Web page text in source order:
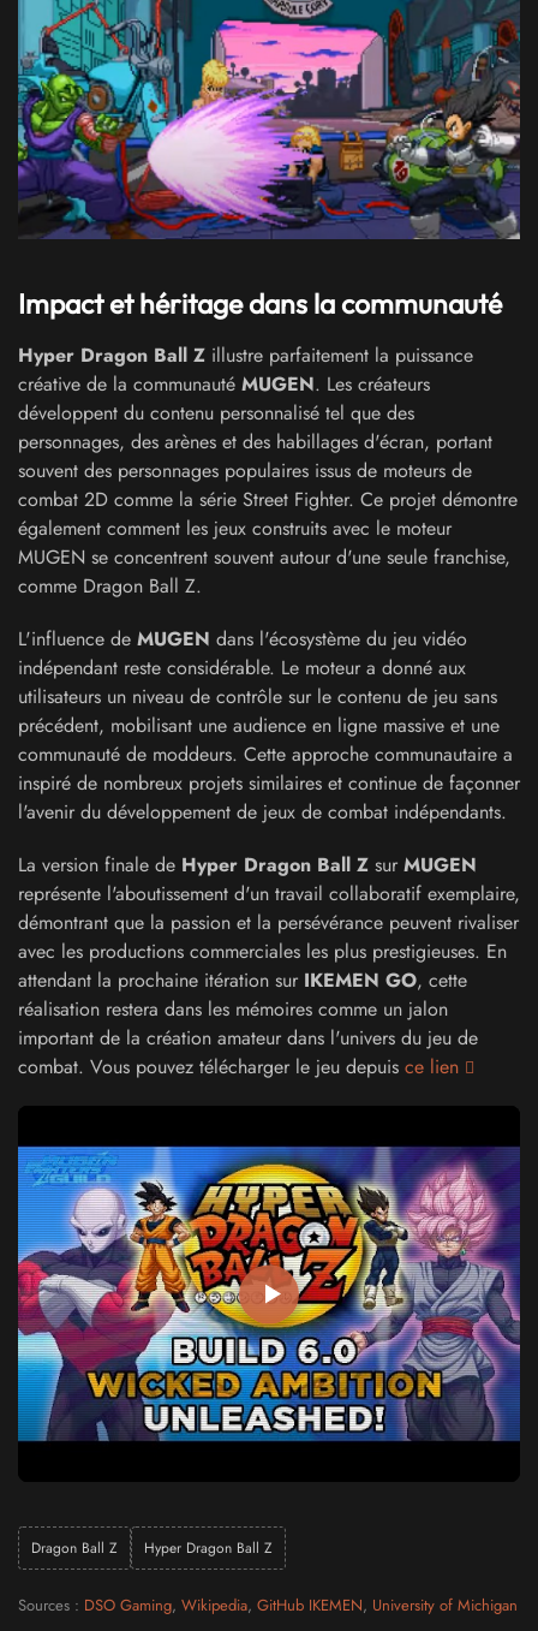
Impact et héritage dans la communauté
Hyper Dragon Ball Z illustre parfaitement la puissance
créative de la communauté MUGEN. Les créateurs
développent du contenu personnalisé tel que des
personnages, des arènes et des habillages d'écran, portant
souvent des personnages populaires issus de moteurs de
combat 2D comme la série Street Fighter. Ce projet démontre
également comment les jeux construits avec le moteur
MUGEN se concentrent souvent autour d'une seule franchise,
comme Dragon Ball Z.
L'influence de MUGEN dans l'écosystème du jeu vidéo
indépendant reste considérable. Le moteur a donné aux
utilisateurs un niveau de contrôle sur le contenu de jeu sans
précédent, mobilisant une audience en ligne massive et une
communauté de moddeurs. Cette approche communautaire a
inspiré de nombreux projets similaires et continue de façonner
l'avenir du développement de jeux de combat indépendants.
La version finale de Hyper Dragon Ball Z sur MUGEN
représente l'aboutissement d'un travail collaboratif exemplaire,
démontrant que la passion et la persévérance peuvent rivaliser
avec les productions commerciales les plus prestigieuses. En
attendant la prochaine itération sur IKEMEN GO, cette
réalisation restera dans les mémoires comme un jalon
important de la création amateur dans l'univers du jeu de
combat. Vous pouvez télécharger le jeu depuis ce lien
Dragon Ball Z Hyper Dragon Ball Z
Sources : DSO Gaming, Wikipedia, GitHub IKEMEN, University of Michigan